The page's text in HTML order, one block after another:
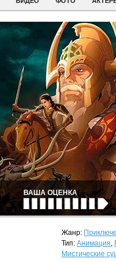
ВАША ОЦЕНКА
Жанр:
Тип: Анимация,
Мистические